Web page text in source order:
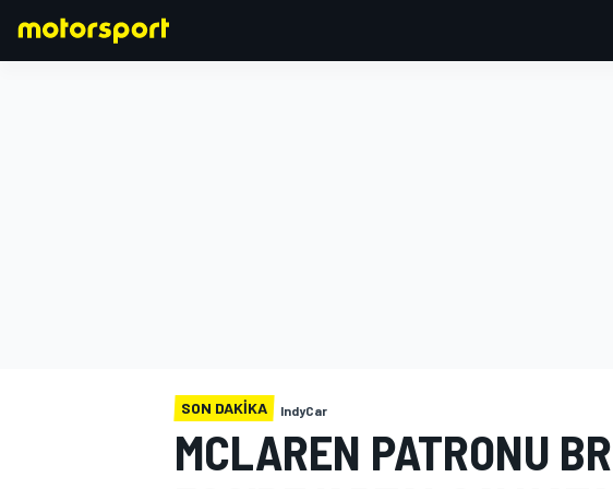
SON DAKIKA IndyCar
MCLAREN PATRONU